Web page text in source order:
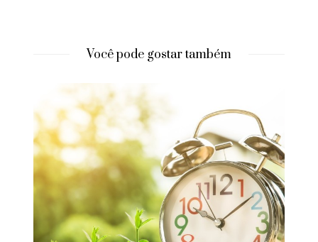
Você pode gostar também